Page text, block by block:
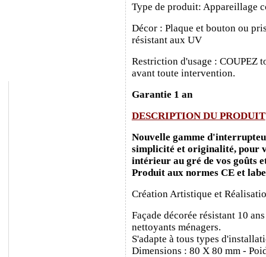
Type de produit: Appareillage
Décor : Plaque et bouton ou
résistant aux UV
Restriction d'usage : COUPEZ
avant toute intervention.
Garantie 1 an
DESCRIPTION DU PRODUIT
Nouvelle gamme
simplicité et originalité, pour
intérieur au gré de vos goûts
Produit aux normes CE et
Création Artistique et
Façade décorée résistant 10
nettoyants ménagers.
S'adapte à tous types
Dimensions : 80 X 80 mm -